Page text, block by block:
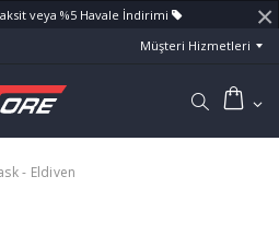
veya %5 Havale İndirimi ×
Müşteri Hizmetleri
- Eldiven